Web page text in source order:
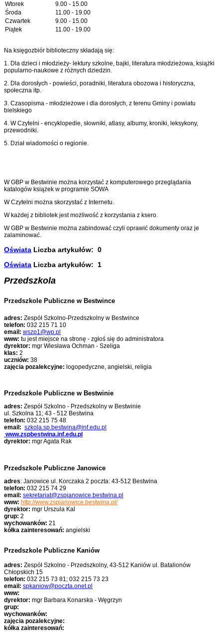
Wtorek
9.00 - 15.00
Środa
11.00 - 19.00
Czwartek
9.00 - 15.00
Piątek
11.00 - 19.00
Na księgozbiór biblioteczny składają się:
1. Dla dzieci i młodzieży- lektury szkolne, bajki, literatura młodzieżowa, książki
popularno-naukowe z różnych dziedzin.
2. Dla dorosłych - powieści, poradniki, literatura obozowa i historyczna,
społeczna itp.
3. Czasopisma - młodzieżowe i dla dorosłych, z terenu Gminy i powiatu
bielskiego
4. W Czytelni - encyklopedie, słowniki, atlasy, albumy, kroniki, leksykony,
przewodniki.
5. Dział wiadomości o regionie.
W GBP w Bestwinie można korzystać z komputerowego przeglądania
katalogów książek w programie SOWA
W Czytelni można skorzystać z Internetu.
W każdej z bibliotek jest możliwość z korzystania z ksero.
W GBP w Bestwinie można zabindować czyli oprawić dokumenty oraz je
zalaminować.
Oświata Liczba artykułów: 0
Oświata Liczba artykułów: 1
Przedszkola
Przedszkole Publiczne w Bestwince
adres: Zespół Szkolno-Przedszkolny w Bestwince
telefon: 032 215 71 10
email: wszp1@wp.pl
www: tu jest miejsce na stronę - zgłoś się do administratora
dyrektor: mgr Wiesława Ochman - Szeliga
klas: 2
uczniów: 38
zajęcia pozalekcyjne: logopedyczne, angielski, religia
Przedszkole Publiczne w Bestwinie
adres: Zespół Szkolno - Przedszkolny w Bestwinie
ul. Szkolna 11; 43 - 512 Bestwina
telefon: 032 215 75 48
email: szkola.sp.bestwina@inf.edu.pl
www.zspbestwina.inf.edu.pl
dyrektor: mgr Agata Rak
Przedszkole Publiczne Janowice
adres: Janowice ul. Korczaka 2 poczta: 43-512 Bestwina
telefon: 032 215 74 29
email: sekretariat@zspjanowice.bestwina.pl
www: http://www.zspjanowice.bestwina.pl/
dyrektor: mgr Urszula Kal
grup: 2
wychowanków: 21
kółka zainteresowań: angielski
Przedszkole Publiczne Kaniów
adres: Zespół Szkolno - Przedszkolny, 43-512 Kaniów ul. Batalionów
Chłopskich 15
telefon: 032 215 73 81; 032 215 73 23
email: spkaniow@poczta.onet.pl
www:
dyrektor: mgr Barbara Konarska - Węgrzyn
grup:
wychowanków:
zajęcia pozalekcyjne:
kółka zainteresowań: